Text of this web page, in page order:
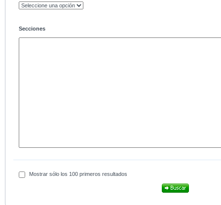
Secciones
Mostrar sólo los 100 primeros resultados